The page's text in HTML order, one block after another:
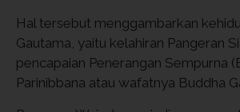
Hal tersebut menggambarkan
Gautama, yaitu kelahiran Pangeran
pencapaian Penerangan Sempurna
Parinibbana atau wafatnya Buddha